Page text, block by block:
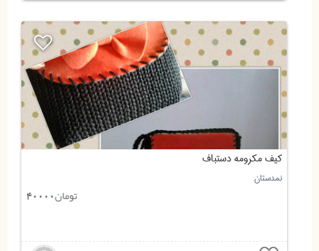
کیف مکرومه دستباف
نمدستان
تومان40000